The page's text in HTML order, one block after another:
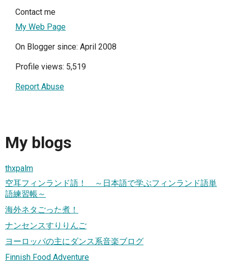
Contact me
My Web Page
On Blogger since: April 2008
Profile views: 5,519
Report Abuse
My blogs
thxpalm
空耳フィンランド語！ ～日本語で学ぶフィンランド語単
語練習帳～
海外ネタごった煮！
ナンセンスすりりんご
ヨーロッパの主にダンス系音楽ブログ
Finnish Food Adventure